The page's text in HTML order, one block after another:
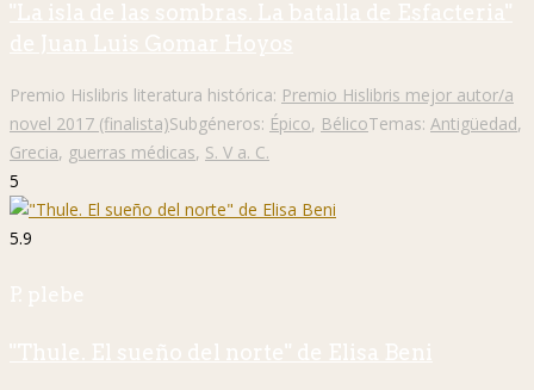
"La isla de las sombras. La batalla de Esfacteria"
de Juan Luis Gomar Hoyos
Premio Hislibris literatura histórica: Premio Hislibris mejor autor/a
novel 2017 (finalista)Subgéneros: Épico, BélicoTemas: Antigüedad,
Grecia, guerras médicas, S. V a. C.
5
5.9
P. plebe
"Thule. El sueño del norte" de Elisa Beni